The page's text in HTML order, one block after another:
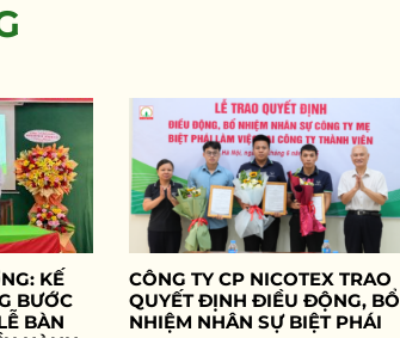
KẾ
BƯỚC
BÀN
CÔNG TY CP NICOTEX TRAO
QUYẾT ĐỊNH ĐIỀU ĐỘNG, BỔ
NHIỆM NHÂN SỰ BIỆT PHÁI